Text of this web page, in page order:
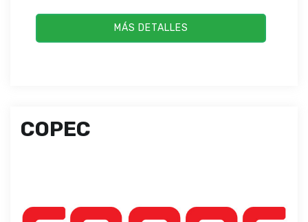
MÁS DETALLES
COPEC